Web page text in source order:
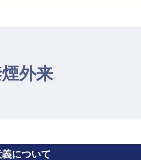
外来
について